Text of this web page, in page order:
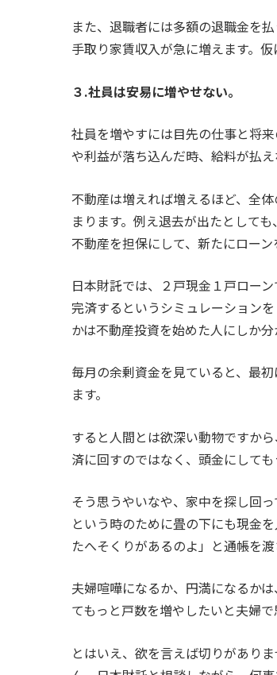
また、退職者には多額の退職金を
手取り家賃収入が急に増えます。
３.社員は安易に増やせない。
社員を増やすには目先の仕事と将
や利益が落ち込んだ時、給料が払え
不動産は増えれば増えるほど、全
まります。例え退去が出たとして
不動産を担保にして、新たにロー
日本財託では、２戸現金１戸ロー
完済するというシミュレーション
かは不動産投資を始めた人にしか
毎月の余剰資金を見ていると、最
ます。
すると人間とは欲深い動物ですか
済に回すのではなく、頭金にしても
そう思うやいなや、家中を探し回
という時のために畳の下にも現金
たへそくりがあるのよ」と通帳を
夫婦喧嘩になるか、円満になるか
てもっと戸数を増やしたいと夫婦で
とはいえ、欲を言えば切りがあり